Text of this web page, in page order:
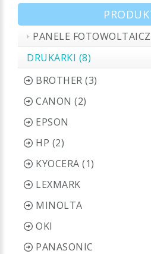
PANELE
DRUKARKI (8)
BROTHER (3)
CANON (2)
EPSON
HP (2)
KYOCERA (1)
LEXMARK
MINOLTA
OKI
PANASONIC